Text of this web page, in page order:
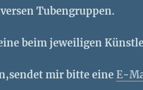
Tubengruppen.
beim jeweiligen
mir bitte eineE-